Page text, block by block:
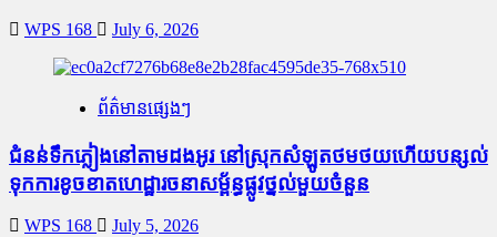
WPS 168 July 6, 2026
ព័ត៌មានផ្សេងៗ
ជំនន់​ទឹកភ្លៀង​នៅ​តាម​ដងអូរ​ នៅ​ស្រុក​សំឡូត​ថមថយ​ហើយ​បន្សល់​
ទុក​ការ​ខូចខាត​ហេដ្ឋារចនាសម្ព័ន្ធ​ផ្លូវថ្នល់​មួយ​ចំនួន
WPS 168 July 5, 2026